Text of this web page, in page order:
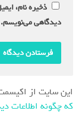
ذخیره نام،
دیدگاهی می‌نویسم.
این سایت از
که چگونه اطلاعات